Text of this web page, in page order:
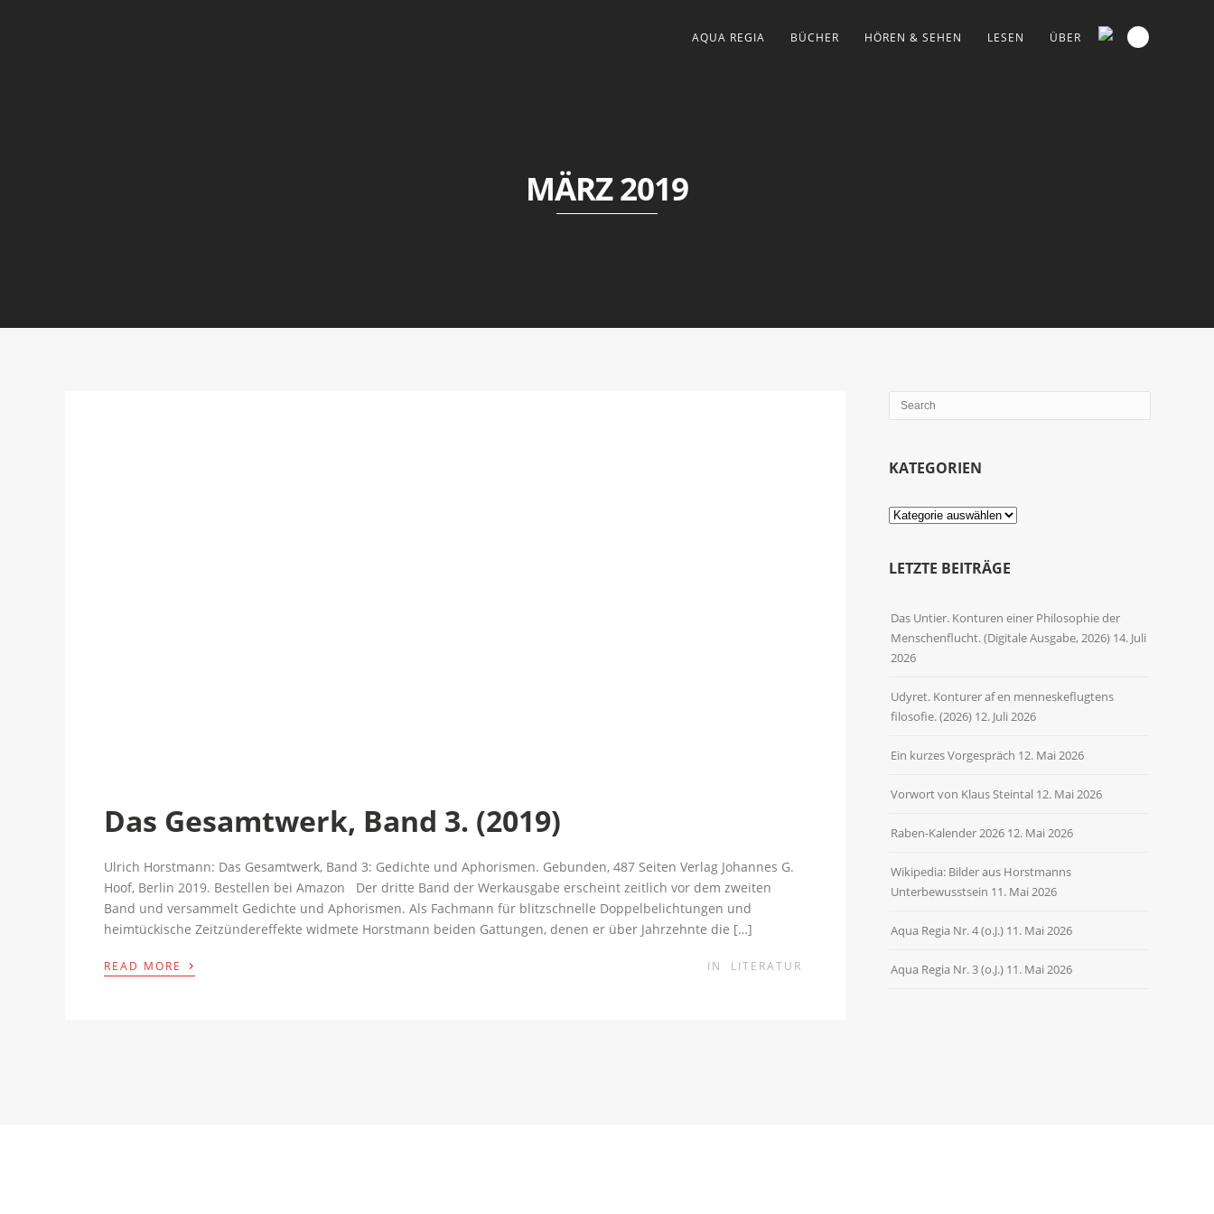
AQUA REGIA BÜCHER HÖREN & SEHEN LESEN ÜBER
MÄRZ 2019
Das Gesamtwerk, Band 3. (2019)
Ulrich Horstmann: Das Gesamtwerk, Band 3: Gedichte und Aphorismen. Gebunden, 487 Seiten Verlag Johannes G.
Hoof, Berlin 2019. Bestellen bei Amazon Der dritte Band der Werkausgabe erscheint zeitlich vor dem zweiten
Band und versammelt Gedichte und Aphorismen. Als Fachmann für blitzschnelle Doppelbelichtungen und
heimtückische Zeitzündereffekte widmete Horstmann beiden Gattungen, denen er über Jahrzehnte die […]
READ MORE › IN LITERATUR
KATEGORIEN
Kategorien
LETZTE BEITRÄGE
Das Untier. Konturen einer Philosophie der
Menschenflucht. (Digitale Ausgabe, 2026) 14. Juli
2026
Udyret. Konturer af en menneskeflugtens
filosofie. (2026) 12. Juli 2026
Ein kurzes Vorgespräch 12. Mai 2026
Vorwort von Klaus Steintal 12. Mai 2026
Raben-Kalender 2026 12. Mai 2026
Wikipedia: Bilder aus Horstmanns
Unterbewusstsein 11. Mai 2026
Aqua Regia Nr. 4 (o.J.) 11. Mai 2026
Aqua Regia Nr. 3 (o.J.) 11. Mai 2026